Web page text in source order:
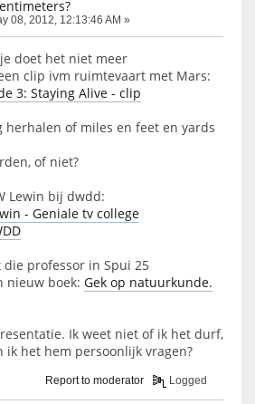
08, 2012, 12:13:46 AM »
doet het niet meer
clip ivm ruimtevaart met Mars:
3: Staying Alive - clip
herhalen of miles en feet en yards
of niet?
Lewin bij dwdd:
- Geniale tv college
professor in Spui 25
nieuw boek: Gek op natuurkunde.
Ik weet niet of ik het durf,
ik het hem persoonlijk vragen?
Report to moderator Logged